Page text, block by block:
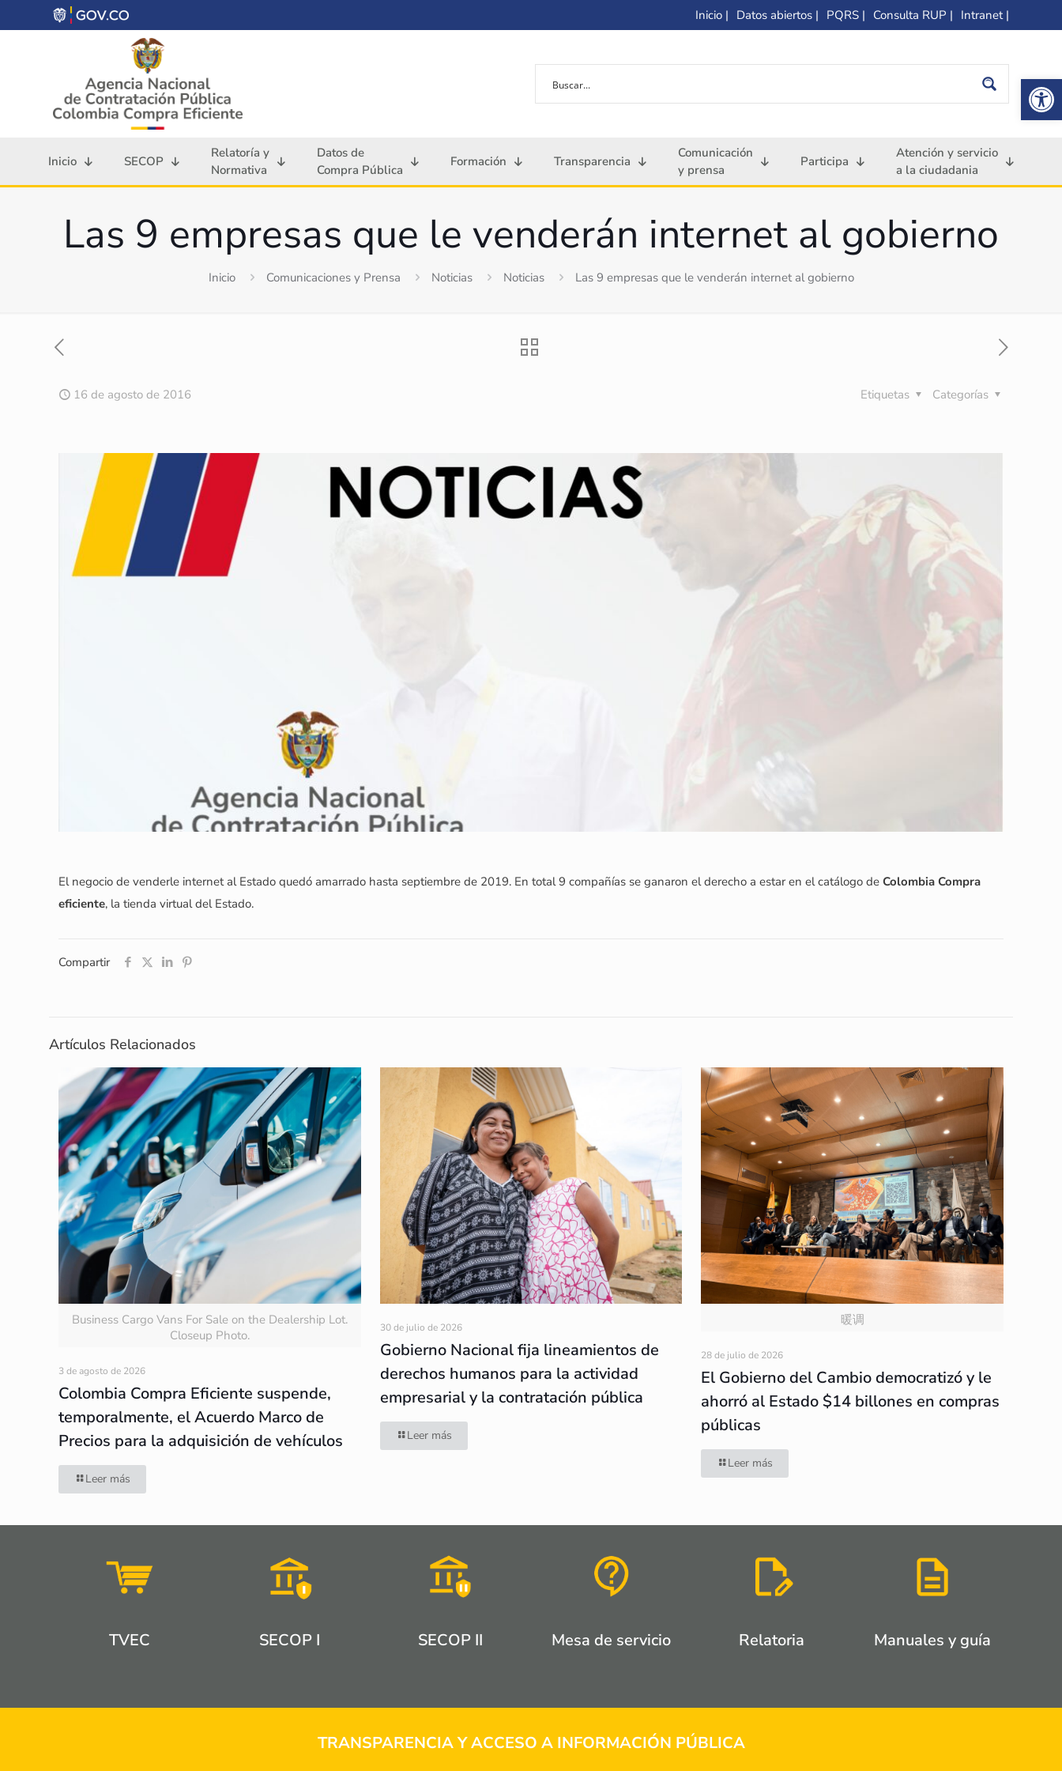
Inicio | Datos abiertos | PQRS | Consulta RUP | Intranet |
Inicio SECOP
Relatoría y
Normativa
Datos de
Compra Pública
Formación Transparencia
Comunicación
y prensa
Participa
Atención y servicio
a la ciudadania
Las 9 empresas que le venderán internet al gobierno
Inicio Comunicaciones y Prensa Noticias Noticias Las 9 empresas que le venderán internet al gobierno
16 de agosto de 2016 Categorías
Etiquetas
El negocio de venderle internet al Estado quedó amarrado hasta septiembre de 2019. En total 9 compañías se ganaron el derecho a estar en el catálogo deColombia Compra
eficiente, la tienda virtual del Estado.
Compartir
Artículos Relacionados
Business Cargo Vans For Sale on the Dealership Lot.
Closeup Photo.
3 de agosto de 2026
Colombia Compra Eficiente suspende,
temporalmente, el Acuerdo Marco de
Precios para la adquisición de vehículos
Leer más
30 de julio de 2026
Gobierno Nacional fija lineamientos de
derechos humanos para la actividad
empresarial y la contratación pública
Leer más
暖调
28 de julio de 2026
El Gobierno del Cambio democratizó y le
ahorró al Estado $14 billones en compras
públicas
Leer más
TVEC SECOP I SECOP II Mesa de servicio Relatoria Manuales y guía
TRANSPARENCIA Y ACCESO A INFORMACIÓN PÚBLICA